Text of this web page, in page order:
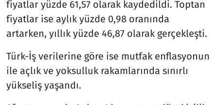
fiyatlar yüzde 61,57 olarak kaydedildi. Toptan
fiyatlar ise aylık yüzde 0,98 oranında
artarken, yıllık yüzde 46,87 olarak gerçekleşti.
Türk-İş verilerine göre ise mutfak enflasyonun
ile açlık ve yoksulluk rakamlarında sınırlı
yükseliş yaşandı.